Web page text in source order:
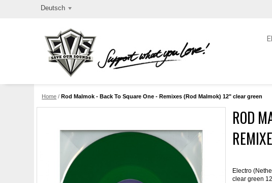
Deutsch
Home /Rod Malmok - Back To Square One - Remixes (Rod Malmok) 12" clear green
ROD
Electro
clear green